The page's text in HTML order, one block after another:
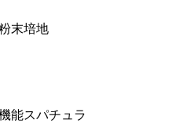
末培地
能スパチュラ